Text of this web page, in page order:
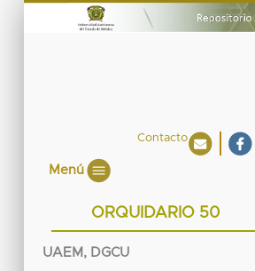
Contacto
Menú
ORQUIDARIO 50
UAEM, DGCU